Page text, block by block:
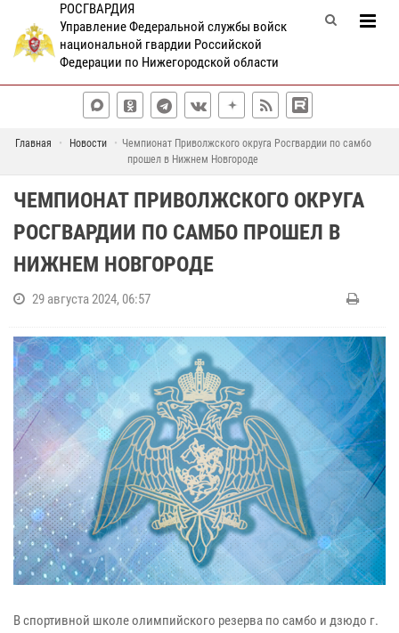
РОСГВАРДИЯ
Управление Федеральной службы войск
национальной гвардии Российской
Федерации по Нижегородской области
Главная Новости
Чемпионат Приволжского округа Росгвардии по самбо
прошел в Нижнем Новгороде
ЧЕМПИОНАТ ПРИВОЛЖСКОГО ОКРУГА
РОСГВАРДИИ ПО САМБО ПРОШЕЛ В
НИЖНЕМ НОВГОРОДЕ
29 августа 2024, 06:57
В спортивной школе олимпийского резерва по самбо и дзюдо г.